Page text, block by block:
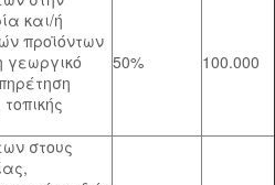
και/ή
προϊόντων
50% 100.000
στους